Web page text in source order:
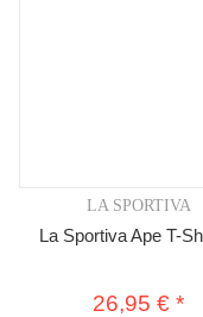
LA SPORTIVA
La Sportiva Ape T-
26,95 €*